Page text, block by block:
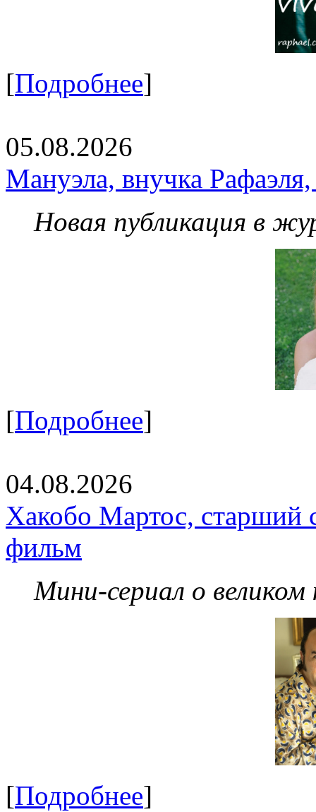
[Подробнее]
05.08.2026
Мануэла, внучка
Новая публикация в
[Подробнее]
04.08.2026
Хакобо Мартос, старший
фильм
Мини-сериал о великом
[Подробнее]